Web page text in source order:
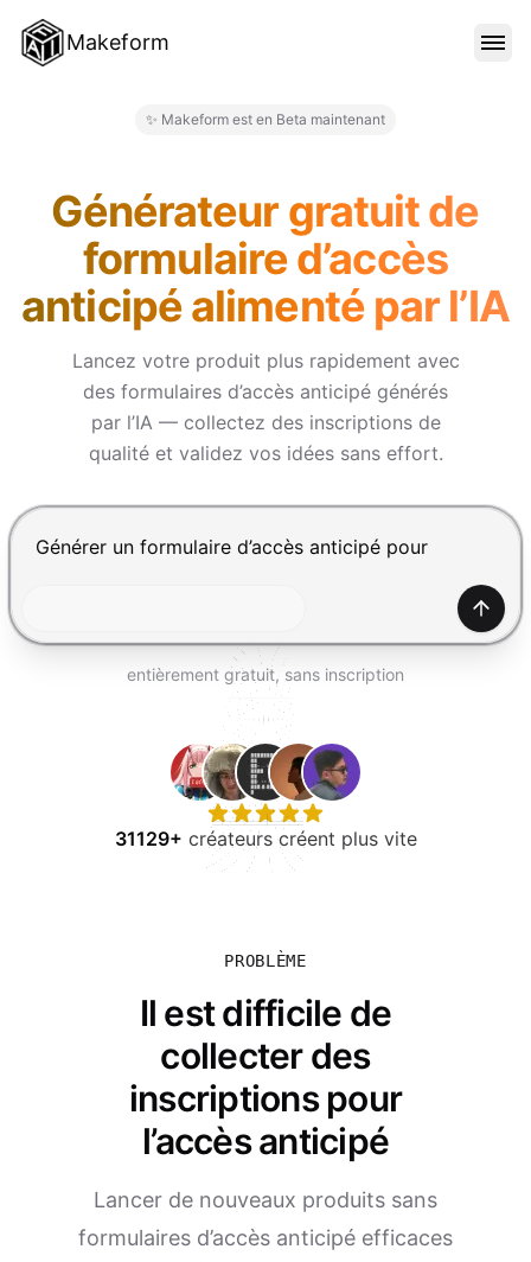
Makeform
BLOG
TARIFS
SE CONNECTER
ESSAYER GRATUITEMENT
✨ Makeform est en Beta maintenant
Générateur gratuit de
formulaire d’accès
anticipé alimenté par l’IA
Lancez votre produit plus rapidement avec
des formulaires d’accès anticipé générés
par l’IA — collectez des inscriptions de
qualité et validez vos idées sans effort.
Appuyez sur Entrée pour envoyer, Maj+Entrée pour
entièrement gratuit, sans inscription
31129+ créateurs créent plus vite
PROBLÈME
Il est difficile de
collecter des
inscriptions pour
l’accès anticipé
Lancer de nouveaux produits sans
formulaires d’accès anticipé efficaces